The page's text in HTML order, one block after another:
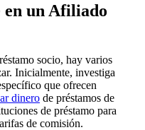
en un Afiliado
socio, hay varios
Inicialmente, investiga
que ofrecen
dinero de préstamos de
de préstamo para
de comisión.